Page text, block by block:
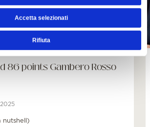
Accetta selezionati
Rifiuta
86 points Gambero Rosso
nutshell)